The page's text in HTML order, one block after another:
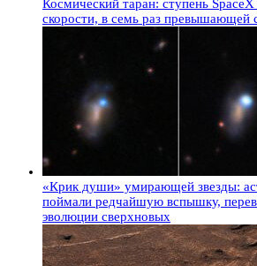
Космический таран: ступень
скорости, в семь раз превышающей
«Крик души» умирающей звезды:
поймали редчайшую вспышку,
эволюции сверхновых